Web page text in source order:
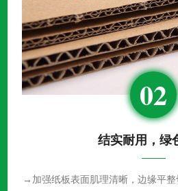
02
结实耐用，绿
→加强纸板表面肌理清晰，边缘平